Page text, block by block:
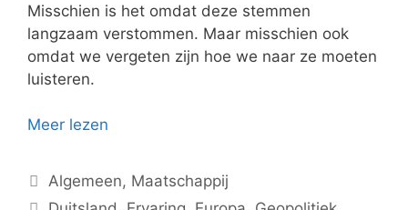
Misschien is het omdat deze stemmen
langzaam verstommen. Maar misschien ook
omdat we vergeten zijn hoe we naar ze moeten
luisteren.
Meer lezen
Categorieën
Algemeen, Maatschappij
Tags